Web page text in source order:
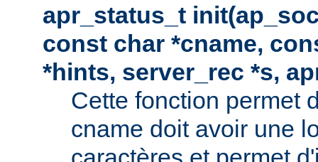
apr_status_t
const char *cname,
*hints, server_rec *s,
Cette fonction permet
cname doit avoir une